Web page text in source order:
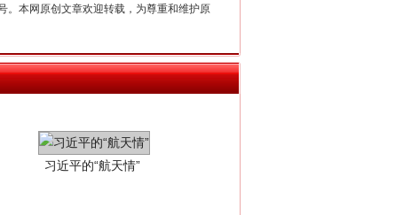
。本网原创文章欢迎转载，为尊重和维护原
习近平的“航天情”